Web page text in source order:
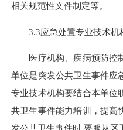
相关规范性文件制定等。
3.3应急处置专业技术机
医疗机构、疾病预防控
单位是突发公共卫生事件应
专业技术机构要结合本单位
共卫生事件能力培训，提高
发公共卫生事件时,要服从区